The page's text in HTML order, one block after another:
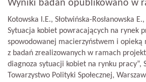
Wyniki badań opublikowano w
Kotowska I.E., Słotwińska-Rosłanowska
Sytuacja kobiet powracających na rynek
spowodowanej macierzyństwem i opieką
z badań zrealizowanych w ramach
diagnoza sytuacji kobiet na rynku pracy”,
Towarzystwo Polityki Społecznej,